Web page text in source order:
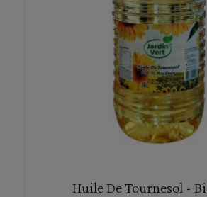
Huile De Tournesol -